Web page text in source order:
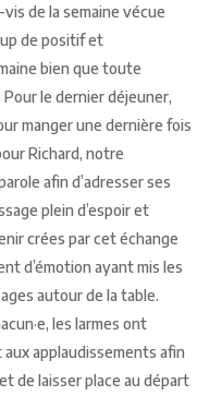
de la semaine vécue
de positif et
bien que toute
Pour le dernier déjeuner,
manger une dernière fois
Richard, notre
afin d’adresser ses
plein d’espoir et
crées par cet échange
d’émotion ayant mis les
autour de la table.
les larmes ont
applaudissements afin
de laisser place au départ